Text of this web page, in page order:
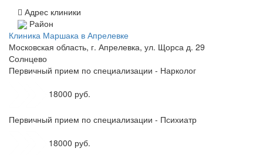
Адрес клиники
Район
Клиника Маршака в Апрелевке
Московская область, г. Апрелевка, ул. Щорса д. 29
Солнцево
Первичный прием по специализации - Нарколог
18000 руб.
Первичный прием по специализации - Психиатр
18000 руб.